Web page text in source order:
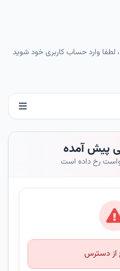
وارد حساب کاربری خود شوید
پیش آمده
رخ داده است
از دسترس